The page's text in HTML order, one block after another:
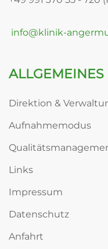
info@klinik-
ALLGEMEINES
Direktion &
Aufnahmemodus
Links
Impressum
Datenschutz
Anfahrt